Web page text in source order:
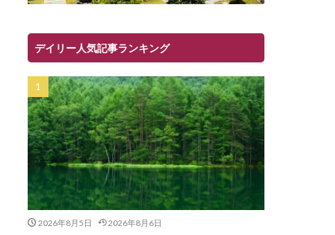
デイリー人気記事ランキング
2026年8月5日 2026年8月6日